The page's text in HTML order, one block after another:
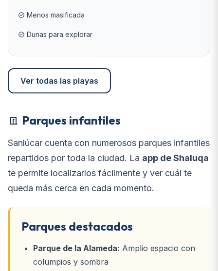
Menos masificada
Dunas para explorar
Ver todas las playas
Parques infantiles
Sanlúcar cuenta con numerosos parques infantiles
repartidos por toda la ciudad. La app de Shaluqa
te permite localizarlos fácilmente y ver cuál te
queda más cerca en cada momento.
Parques destacados
Parque de la Alameda: Amplio espacio con
columpios y sombra